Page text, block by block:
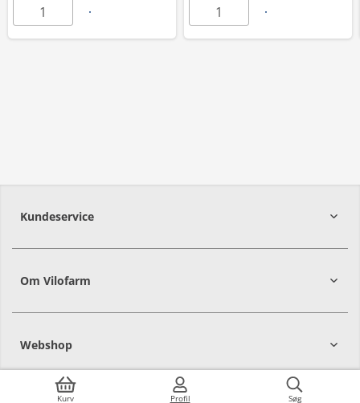
Kurv Profil Søg
Kundeservice
Om Vilofarm
Webshop